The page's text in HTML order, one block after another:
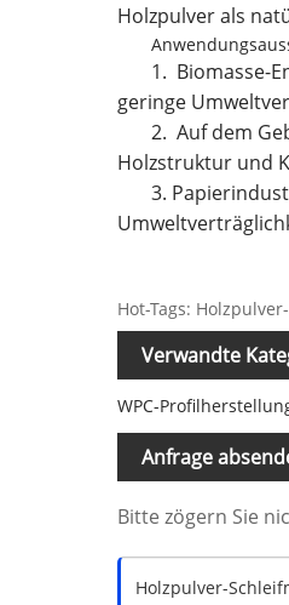
Holzpulver als
1. Biomasse-
geringe
2. Auf dem
Holzstruktur und
3.
Hot-Tags:
Verwandte
WPC-
Anfrage
Bitte zögern Sie